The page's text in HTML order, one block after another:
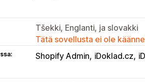
Tšekki, Englanti, ja slovakki
Tätä sovellusta ei ole
Shopify Admin iDoklad.cz